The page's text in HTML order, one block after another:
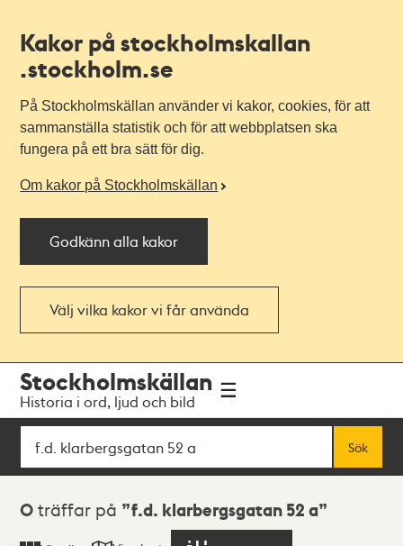
Kakor på stockholmskallan
.stockholm.se
På Stockholmskällan använder vi kakor, cookies, för att
sammanställa statistik och för att webbplatsen ska
fungera på ett bra sätt för dig.
Om kakor på Stockholmskällan
Godkänn alla kakor
Välj vilka kakor vi får använda
navigationen
huvudinnehållet
Stockholmskällan
Historia i ord, ljud och bild
Sök
Sök
Sökresultat
0 träffar på f.d. klarbergsgatan 52 a